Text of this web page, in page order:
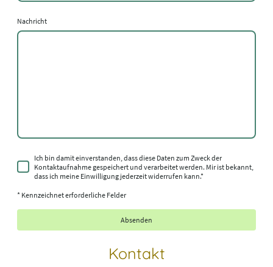
Nachricht
Ich bin damit einverstanden, dass diese Daten zum Zweck der
Kontaktaufnahme gespeichert und verarbeitet werden. Mir ist bekannt,
dass ich meine Einwilligung jederzeit widerrufen kann.*
* Kennzeichnet erforderliche Felder
Absenden
Kontakt